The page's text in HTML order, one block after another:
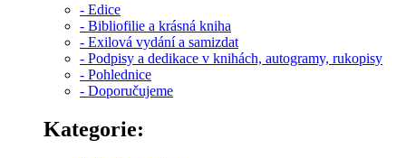
- Edice
- Bibliofilie a krásná kniha
- Exilová vydání a samizdat
- Podpisy a dedikace v knihách, autogramy, rukopisy
- Pohlednice
- Doporučujeme
Kategorie: